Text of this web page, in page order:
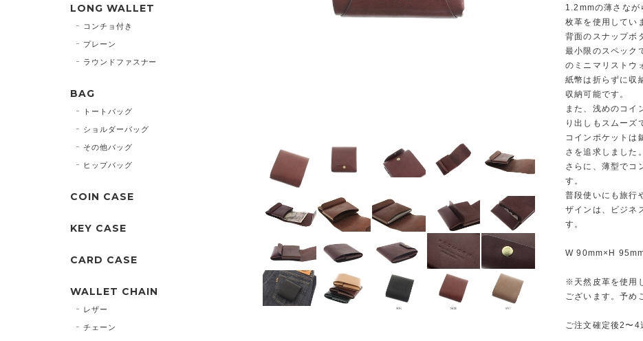
1.2mmの薄さなが
枚革を使用してい
背面のスナップボ
最小限のスペック
のミニマリストウ
紙幣は折らずに収
収納可能です。
また、浅めのコイ
り出しもスムーズ
コインポケットは
さを追求しました。
さらに、薄型でコ
す。
普段使いにも旅行
ザインは、ビジネ
す。
W 90mm×H
※天然皮革を使用
ございます。予め
ご注文確定後2〜4
LONG WALLET
コンチョ付き
プレーン
ラウンドファスナー
BAG
トートバッグ
ショルダーバッグ
その他バッグ
ヒップバッグ
COIN CASE
KEY CASE
CARD CASE
WALLET CHAIN
レザー
チェーン